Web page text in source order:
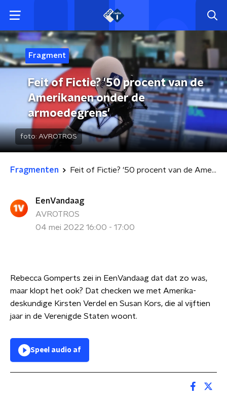
Fragment
Feit of Fictie? '50 procent van de
Amerikanen onder de
armoedegrens'
foto: AVROTROS
Fragmenten Feit of Fictie? '50 procent van de Amerikanen onder de armoedegrens'
EenVandaag
AVROTROS
04 mei 2022 16:00 - 17:00
Rebecca Gomperts zei in EenVandaag dat dat zo was,
maar klopt het ook? Dat checken we met Amerika-
deskundige Kirsten Verdel en Susan Kors, die al vijftien
jaar in de Verenigde Staten woont.
Speel audio af